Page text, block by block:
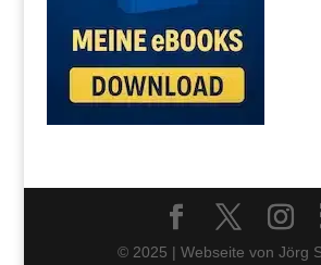
© 2025 | Webseite von Jörg